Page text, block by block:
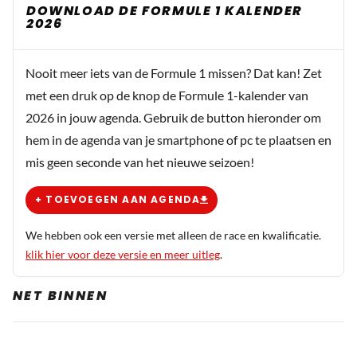
DOWNLOAD DE FORMULE 1 KALENDER
2026
Nooit meer iets van de Formule 1 missen? Dat kan! Zet
met een druk op de knop de Formule 1-kalender van
2026 in jouw agenda. Gebruik de button hieronder om
hem in de agenda van je smartphone of pc te plaatsen en
mis geen seconde van het nieuwe seizoen!
+ TOEVOEGEN AAN AGENDA
We hebben ook een versie met alleen de race en kwalificatie.
klik hier voor deze versie en meer uitleg.
NET BINNEN